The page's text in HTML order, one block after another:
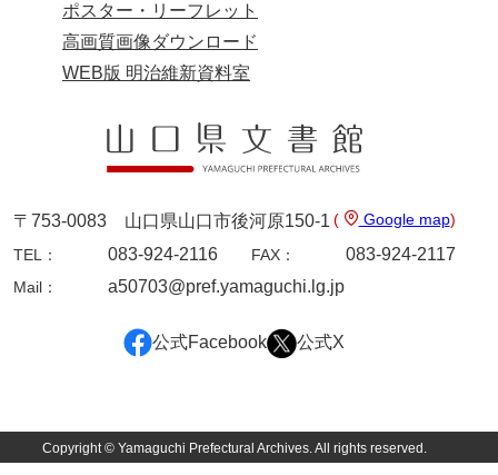
特定歴史公文書
行政資料
特設文庫
ポスター・リーフレット
高画質画像ダウンロード
WEB版 明治維新資料室
〒753-0083 山口県山口市後河原150-1 ( Google map)
TEL：
083-924-2116 FAX： 083-924-2117
Mail： a50703@pref.yamaguchi.lg.jp
公式Facebook 公式X
Copyright © Yamaguchi Prefectural Archives. All rights reserved.